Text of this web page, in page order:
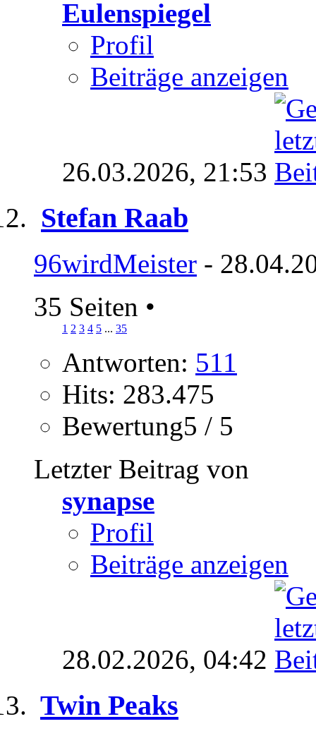
Eulenspiegel
Profil
Beiträge anzeigen
26.03.2026, 21:53
Stefan Raab
96wirdMeister -
35 Seiten •
1 2 3 4 5 ... 35
Antworten: 511
Hits: 283.475
Bewertung5 / 5
Letzter Beitrag von
synapse
Profil
Beiträge anzeigen
28.02.2026, 04:42
Twin Peaks